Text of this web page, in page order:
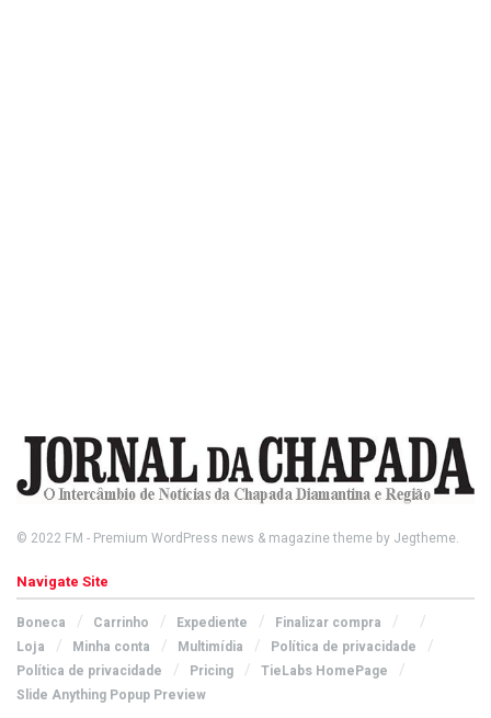
© 2022 FM - Premium WordPress news & magazine theme by Jegtheme.
Navigate Site
Boneca Carrinho Expediente
Finalizar compra
Loja
Minha conta Multimídia
Política de privacidade
Política de privacidade
Pricing
TieLabs HomePage
Slide Anything Popup Preview